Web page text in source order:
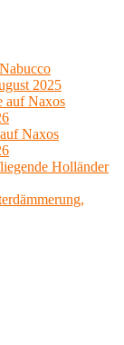
2025
auf Naxos
Naxos
Holländer